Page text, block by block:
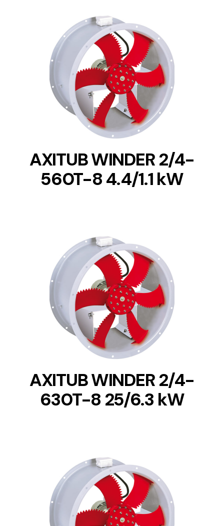
DETAILS
AXITUB WINDER 2/4-
560T-8 4.4/1.1 kW
DETAILS
AXITUB WINDER 2/4-
630T-8 25/6.3 kW
DETAILS